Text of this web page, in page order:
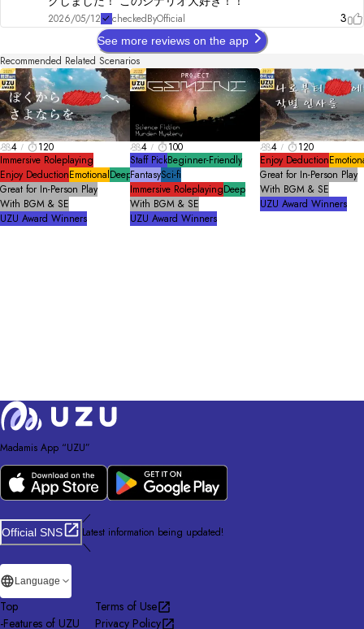
2026/05/12 checkedByOfficial 3
See more reviews on the app
Recommended Related Scenarios
4
120
Immersive Roleplaying
Enjoy DeductionEmotionalDeep
Great for In-Person Play
With BGM & SE
UZU Award Winners
4
100
Staff PickBeginner-Friendly
FantasySci-fi
Immersive RoleplayingDeep
With BGM & SE
UZU Award Winners
4
120
Enjoy Deduction
Great for In-Person Play
With BGM & SE
UZU Award Winners
Madamis App “UZU”
Official SNS
／
Latest information being updated!
＼
Language
Top
-Features of UZU
Terms of Use
Privacy Policy